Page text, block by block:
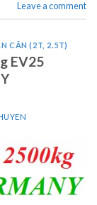
Leave a comment
CÂN (2T, 2.5T)
EV25